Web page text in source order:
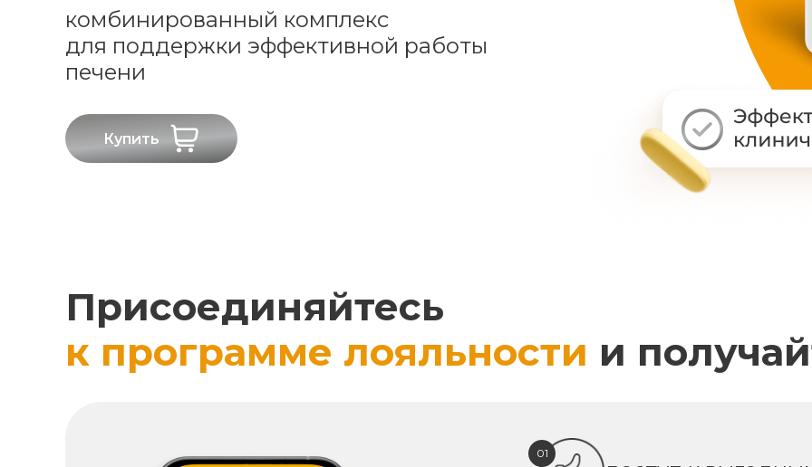
комбинированный комплекс
для поддержки эффективной работы
печени
Купить
Присоединяйтесь
к программе лояльности и
01